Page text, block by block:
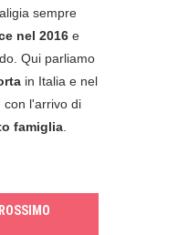
sempre
nel 2016 e
Qui parliamo
in Italia e nel
con l'arrivo di
famiglia